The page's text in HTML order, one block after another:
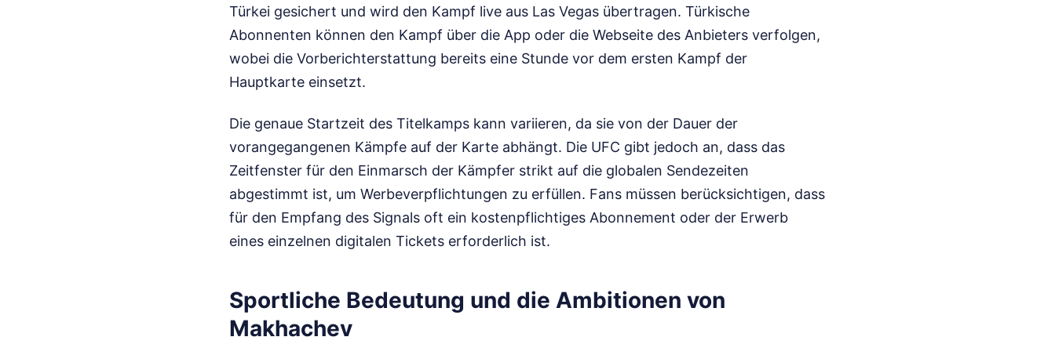
Türkei gesichert und wird den Kampf live aus Las Vegas übertragen. Türkische
Abonnenten können den Kampf über die App oder die Webseite des Anbieters verfolgen,
wobei die Vorberichterstattung bereits eine Stunde vor dem ersten Kampf der
Hauptkarte einsetzt.
Die genaue Startzeit des Titelkamps kann variieren, da sie von der Dauer der
vorangegangenen Kämpfe auf der Karte abhängt. Die UFC gibt jedoch an, dass das
Zeitfenster für den Einmarsch der Kämpfer strikt auf die globalen Sendezeiten
abgestimmt ist, um Werbeverpflichtungen zu erfüllen. Fans müssen berücksichtigen, dass
für den Empfang des Signals oft ein kostenpflichtiges Abonnement oder der Erwerb
eines einzelnen digitalen Tickets erforderlich ist.
Sportliche Bedeutung und die Ambitionen von
Makhachev